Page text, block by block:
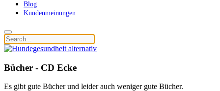
Blog
Kundenmeinungen
Bücher - CD Ecke
Es gibt gute Bücher und leider auch weniger gute Bücher.